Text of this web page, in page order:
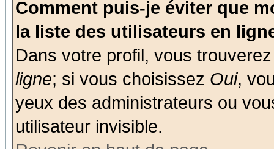
Comment puis-je éviter que
la liste des utilisateurs en
Dans votre profil, vous
ligne; si vous choisissez Oui,
yeux des administrateurs ou
utilisateur invisible.